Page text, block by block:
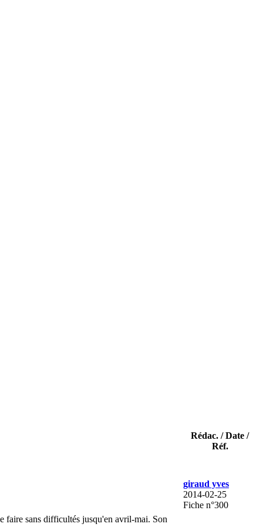
Rédac. / Date /
Réf.
faire sans difficultés jusqu'en avril-mai. Son
giraud yves
2014-02-25
Fiche n°300